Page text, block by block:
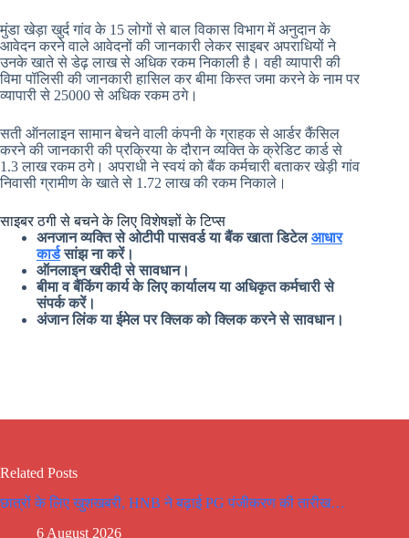
मुंडा खेड़ा खुर्द गांव के 15 लोगों से बाल विकास विभाग में अनुदान के
आवेदन करने वाले आवेदनों की जानकारी लेकर साइबर अपराधियों ने
उनके खाते से डेढ़ लाख से अधिक रकम निकाली है। वही व्यापारी की
विमा पॉलिसी की जानकारी हासिल कर बीमा किस्त जमा करने के नाम पर
व्यापारी से 25000 से अधिक रकम ठगे।
सती ऑनलाइन सामान बेचने वाली कंपनी के ग्राहक से आर्डर कैंसिल
करने की जानकारी की प्रक्रिया के दौरान व्यक्ति के क्रेडिट कार्ड से
1.3 लाख रकम ठगे। अपराधी ने स्वयं को बैंक कर्मचारी बताकर खेड़ी गांव
निवासी ग्रामीण के खाते से 1.72 लाख की रकम निकाले।
साइबर ठगी से बचने के लिए विशेषज्ञों के टिप्स
अनजान व्यक्ति से ओटीपी पासवर्ड या बैंक खाता डिटेलआधार
कार्डसांझ ना करें।
ऑनलाइन खरीदी से सावधान।
बीमा व बैंकिंग कार्य के लिए कार्यालय या अधिकृत कर्मचारी से
संपर्क करें।
अंजान लिंक या ईमेल पर क्लिक को क्लिक करने से सावधान।
Related Posts
छात्रों के लिए खुशखबरी, HNB ने बढ़ाई PG पंजीकरण की तारीख…
6 August 2026